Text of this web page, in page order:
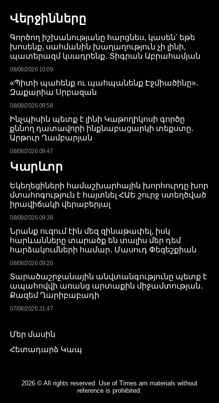
Վերջինները
Գործող իշխանությանը հարցնես, կասեն՝ եթե
խոսենք, սահմանին խաղաղություն չի լինի,
պատերազմ կսադրենք․ Տիգրան Աբրահամյան
08/08/2026 10:09
«Պիտի պահենք ու պահպանենք Էջմիածինը»․
Զաքարիա Սրբազան
08/08/2026 09:58
Ինչպիսին պետք է լինի Կաթողիկոսի գործը
քննող դատավորի ինքնաբացարկի տեքստը․
Արթուր Ղամբարյան
08/08/2026 09:47
Կարևոր
Եկեղեցիների համաշխարհային խորհուրդը խոր
մտահոգություն է հայտնել ՀԱԵ շուրջ ստեղծված
իրավիճակի վերաբերյալ
08/08/2026 09:39
Նրանք ուզում էին մեզ զինաթափել, իսկ
հարևանները տարածք են տալիս մեր դեմ
հարձակումների համար․ Մասուդ Փեզեշքիան
08/08/2026 09:20
Տարածաշրջանային անվտանգությունը պետք է
ապահովվի առանց արտաքին միջամտության․
Քազեմ Ղարիբաբադի
07/08/2026 21:47
Մեր մասին
Հետադարձ Կապ
2026 © All rights reserved. Use of Times.am materials without
reference is prohibited.